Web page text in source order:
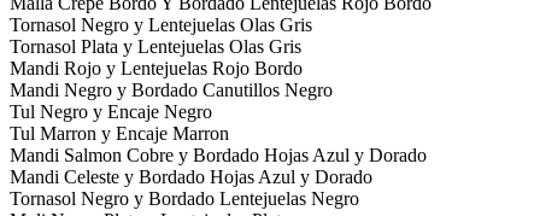
Tornasol Negro y Lentejuelas Olas Gris
Tornasol Plata y Lentejuelas Olas Gris
Mandi Rojo y Lentejuelas Rojo Bordo
Mandi Negro y Bordado Canutillos Negro
Tul Negro y Encaje Negro
Tul Marron y Encaje Marron
Mandi Salmon Cobre y Bordado Hojas Azul y Dorado
Mandi Celeste y Bordado Hojas Azul y Dorado
Tornasol Negro y Bordado Lentejuelas Negro